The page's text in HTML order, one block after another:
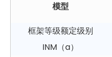
模型
框架等级额定级别
INM（a）